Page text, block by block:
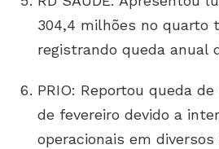
304,4 milhões no quarto
registrando queda anual
PRIO: Reportou queda
de fevereiro devido a
operacionais em diversos